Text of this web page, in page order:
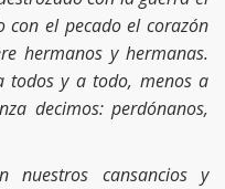
el pecado el corazón
hermanos y hermanas.
todos y a todo, menos a
decimos: perdónanos,
cansancios y